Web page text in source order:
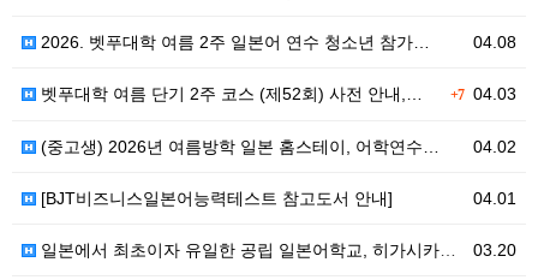
04.08
2026. 벳푸대학 여름 2주 일본어 연수 청소년 참가…
+704.03
벳푸대학 여름 단기 2주 코스 (제52회) 사전 안내,…
04.02
(중고생) 2026년 여름방학 일본 홈스테이, 어학연수…
04.01
[BJT비즈니스일본어능력테스트 참고도서 안내]
03.20
일본에서 최초이자 유일한 공립 일본어학교, 히가시카와 …